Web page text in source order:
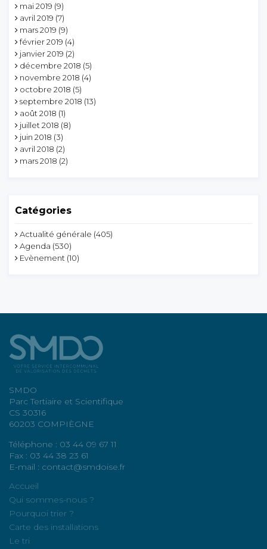
mai 2019 (9)
avril 2019 (7)
mars 2019 (9)
février 2019 (4)
janvier 2019 (2)
décembre 2018 (5)
novembre 2018 (4)
octobre 2018 (5)
septembre 2018 (13)
août 2018 (1)
juillet 2018 (8)
juin 2018 (3)
avril 2018 (2)
mars 2018 (2)
Catégories
Actualité générale (405)
Agenda (530)
Evènement (10)
SMDO
Parc Tertiaire et Scientifique
CS 30316
60203 COMPIÈGNE
Téléphone : 03 44 09 67 11
Fax : 03 44 38 23 61
E-mail : contact@smdoise.fr
Accueil
Qui sommes-nous ?
Pourquoi trier ?
Carte des installations
Le tri